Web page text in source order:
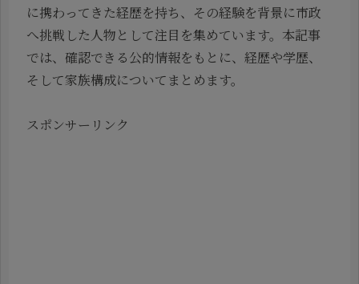
に携わってきた経歴を持ち、その経験を背景に市政
へ挑戦した人物として注目を集めています。本記事
では、確認できる公的情報をもとに、経歴や学歴、
そして家族構成についてまとめます。
スポンサーリンク